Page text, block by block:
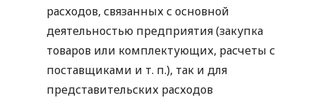
расходов, связанных с основной
деятельностью предприятия (закупка
товаров или комплектующих, расчеты с
поставщиками и т. п.), так и для
представительских расходов